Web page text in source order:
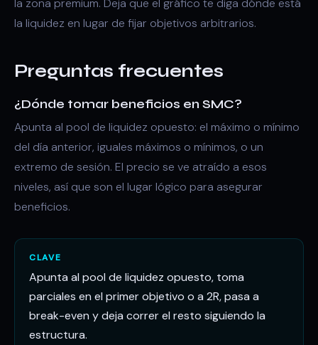
la zona premium. Deja que el gráfico te diga dónde está
la liquidez en lugar de fijar objetivos arbitrarios.
Preguntas frecuentes
¿Dónde tomar beneficios en SMC?
Apunta al pool de liquidez opuesto: el máximo o mínimo
del día anterior, iguales máximos o mínimos, o un
extremo de sesión. El precio se ve atraído a esos
niveles, así que son el lugar lógico para asegurar
beneficios.
CLAVE
Apunta al pool de liquidez opuesto, toma
parciales en el primer objetivo o a 2R, pasa a
break-even y deja correr el resto siguiendo la
estructura.